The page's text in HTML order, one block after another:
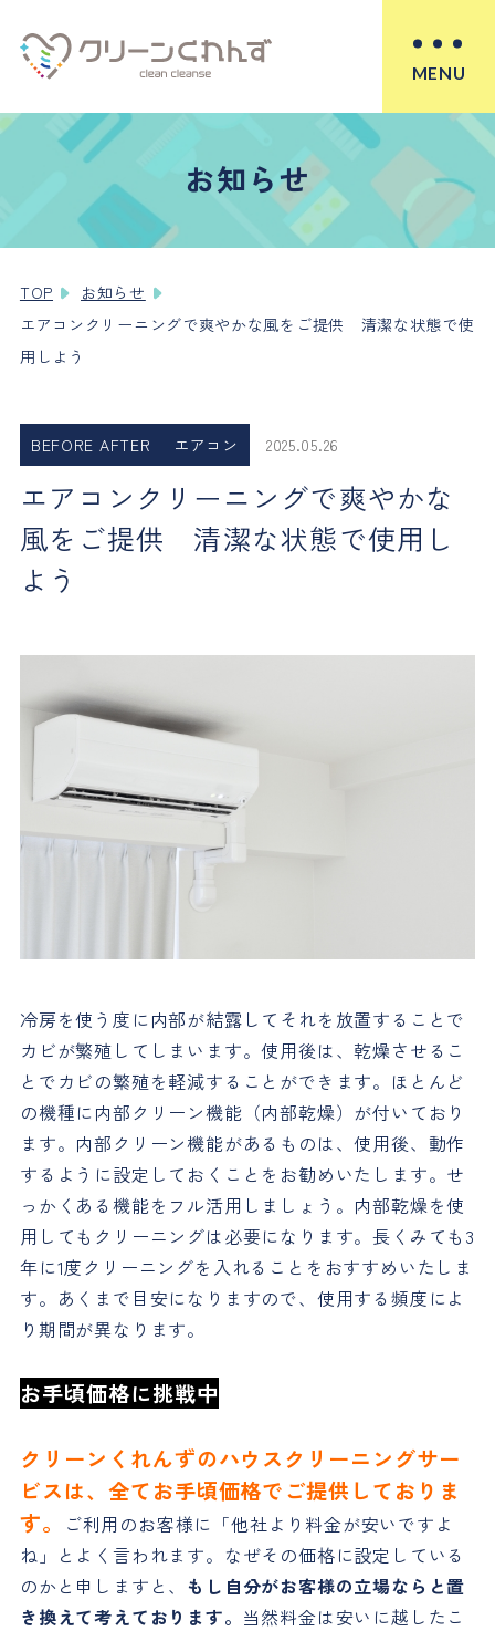
MENU
お知らせ
TOP
お知らせ
エアコンクリーニングで爽やかな風をご提供 清潔な状態で使
用しよう
BEFORE AFTER エアコン 2025.05.26
エアコンクリーニングで爽やかな
風をご提供 清潔な状態で使用し
よう
冷房を使う度に内部が結露してそれを放置することで
カビが繁殖してしまいます。使用後は、乾燥させるこ
とでカビの繁殖を軽減することができます。ほとんど
の機種に内部クリーン機能（内部乾燥）が付いており
ます。内部クリーン機能があるものは、使用後、動作
するように設定しておくことをお勧めいたします。せ
っかくある機能をフル活用しましょう。内部乾燥を使
用してもクリーニングは必要になります。長くみても3
年に1度クリーニングを入れることをおすすめいたしま
す。あくまで目安になりますので、使用する頻度によ
り期間が異なります。
お手頃価格に挑戦中
クリーンくれんずのハウスクリーニングサー
ビスは、全てお手頃価格でご提供しておりま
す。
ご利用のお客様に「他社より料金が安いですよ
ね」とよく言われます。なぜその価格に設定している
のかと申しますと、 もし自分がお客様の立場ならと置
き換えて考えております。 当然料金は安いに越したこ